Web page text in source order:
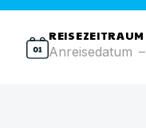
REISEZEITRAUM
Anreisedatum –